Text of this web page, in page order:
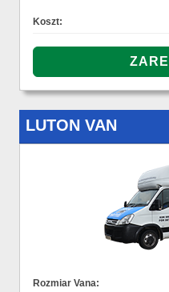
Koszt:
LUTON VAN
Rozmiar Vana: